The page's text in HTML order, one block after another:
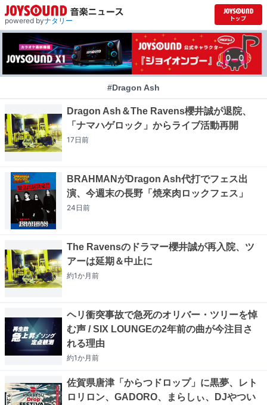
powered byナタリー
#Dragon Ash
Dragon Ash＆The Ravens櫻井誠が退院、
「ナマハゲロック」からライブ活動再開
17日前
BRAHMANがDragon Ash代打でフェス出
演、今週末の長野「焼來肉ロックフェス」
24日前
The Ravensのドラマー櫻井誠が再入院、ツ
アーは延期＆中止に
約1か月前
ヘリ衝突事故で急死のオリバー・ツリーを悼
む声 / SIX LOUNGEの2年前の曲が今注目さ
れる理由
約1か月前
佐賀県唐津「からつドロップ」に黒夢、レト
ロリロン、GADORO、まらしぃ、DJやつい